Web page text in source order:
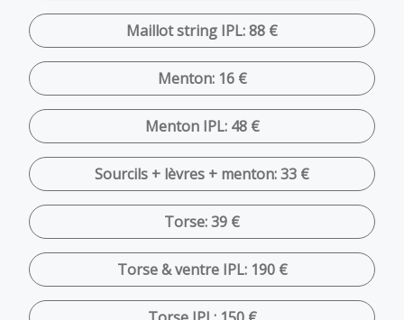
Maillot string IPL: 88 €
Menton: 16 €
Menton IPL: 48 €
Sourcils + lèvres + menton: 33 €
Torse: 39 €
Torse & ventre IPL: 190 €